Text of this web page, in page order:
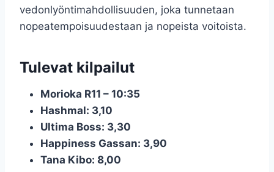
vedonlyöntimahdollisuuden, joka tunnetaan
nopeatempoisuudestaan ja nopeista voitoista.
Tulevat kilpailut
Morioka R11 – 10:35
Hashmal: 3,10
Ultima Boss: 3,30
Happiness Gassan: 3,90
Tana Kibo: 8,00